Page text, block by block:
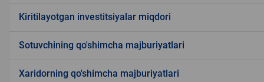
Kiritilayotgan investitsiyalar miqdori
Sotuvchining qo'shimcha majburiyatlari
Xaridorning qo'shimcha majburiyatlari